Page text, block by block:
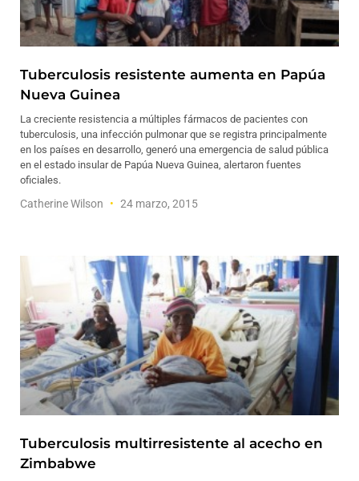
Tuberculosis resistente aumenta en Papúa
Nueva Guinea
La creciente resistencia a múltiples fármacos de pacientes con
tuberculosis, una infección pulmonar que se registra principalmente
en los países en desarrollo, generó una emergencia de salud pública
en el estado insular de Papúa Nueva Guinea, alertaron fuentes
oficiales.
Catherine Wilson 24 marzo, 2015
Tuberculosis multirresistente al acecho en
Zimbabwe